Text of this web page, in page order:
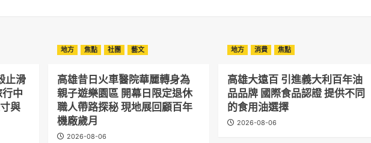
止滑
中
與
地方 焦點 社團 藝文
高雄昔日火車醫院華麗轉身為
親子遊樂園區 開幕日限定退休
職人帶路探秘 現地展回顧百年
機廠歲月
2026-08-06
地方 消費 焦點
高雄大遠百 引進義大利百年油
品品牌 國際食品認證 提供不同
的食用油選擇
2026-08-06